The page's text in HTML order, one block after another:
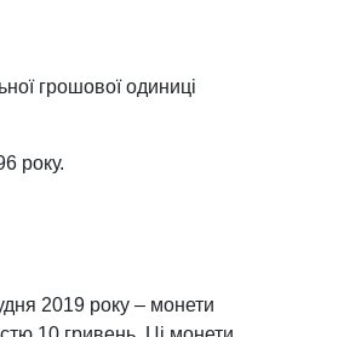
грошової одиниці
року.
2019 року – монети